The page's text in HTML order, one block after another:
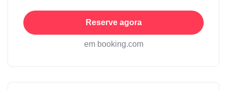
Reserve agora
em booking.com